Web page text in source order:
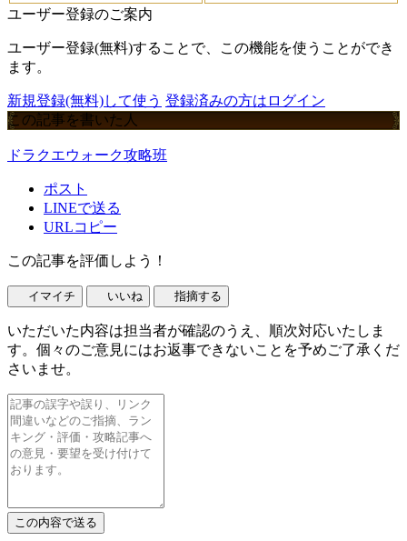
ユーザー登録のご案内
ユーザー登録(無料)することで、この機能を使うことができ
ます。
新規登録(無料)して使う 登録済みの方はログイン
この記事を書いた人
ドラクエウォーク攻略班
ポスト
LINEで送る
URLコピー
この記事を評価しよう！
イマイチ いいね 指摘する
いただいた内容は担当者が確認のうえ、順次対応いたしま
す。個々のご意見にはお返事できないことを予めご了承くだ
さいませ。